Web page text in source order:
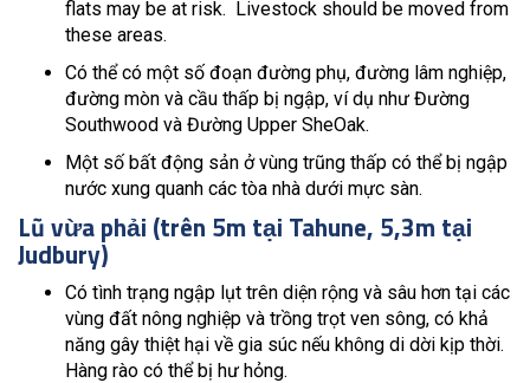
flats may be at risk. Livestock should be moved from
these areas.
Có thể có một số đoạn đường phụ, đường lâm nghiệp,
đường mòn và cầu thấp bị ngập, ví dụ như Đường
Southwood và Đường Upper SheOak.
Một số bất động sản ở vùng trũng thấp có thể bị ngập
nước xung quanh các tòa nhà dưới mực sàn.
Lũ vừa phải (trên 5m tại Tahune, 5,3m tại
Judbury)
Có tình trạng ngập lụt trên diện rộng và sâu hơn tại các
vùng đất nông nghiệp và trồng trọt ven sông, có khả
năng gây thiệt hại về gia súc nếu không di dời kịp thời.
Hàng rào có thể bị hư hỏng.